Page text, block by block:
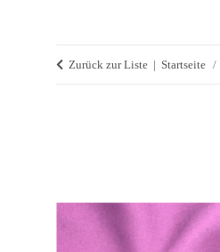
Zurück zur Liste Startseite